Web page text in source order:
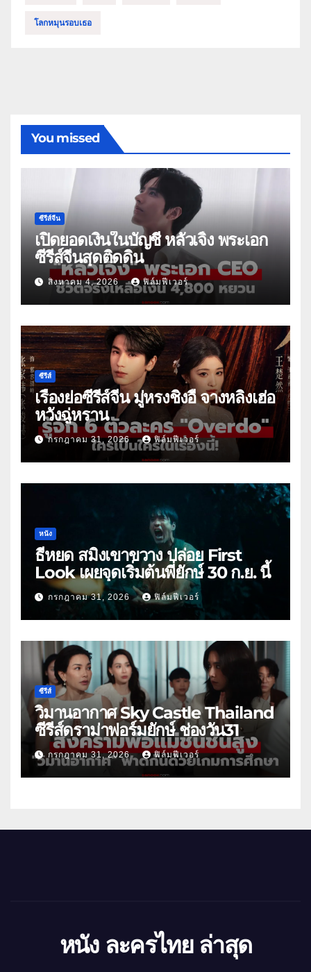
โลกหมุนรอบเธอ
You missed
ซีรีส์จีน
เปิดยอดเงินในบัญชี หลัวเจิ้ง พระเอก
ซีรีส์จีนสุดติดดิน
สิงหาคม 4, 2026 ฟิล์มฟีเวอร์
ซีรีส์
เรื่องย่อซีรีส์จีน มู่หรงชิงอี้ จางหลิงเฮ่อ
หวังฉู่หราน
กรกฎาคม 31, 2026 ฟิล์มฟีเวอร์
หนัง
ธี่หยด สมิงเขาขวาง ปล่อย First
Look เผยจุดเริ่มต้นพี่ยักษ์ 30 ก.ย. นี้
กรกฎาคม 31, 2026 ฟิล์มฟีเวอร์
ซีรีส์
วิมานอากาศ Sky Castle Thailand
ซีรีส์ดราม่าฟอร์มยักษ์ ช่องวัน31
กรกฎาคม 31, 2026 ฟิล์มฟีเวอร์
หนัง ละครไทย ล่าสุด